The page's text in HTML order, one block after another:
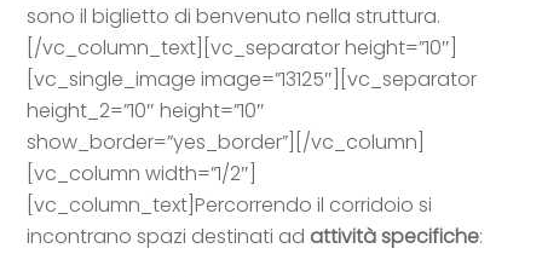
sono il biglietto di benvenuto nella struttura.
[/vc_column_text][vc_separator height=”10″]
[vc_single_image image=”13125″][vc_separator
height_2=”10″ height=”10″
show_border=”yes_border”][/vc_column]
[vc_column width=”1/2″]
[vc_column_text]Percorrendo il corridoio si
incontrano spazi destinati ad attività specifiche: